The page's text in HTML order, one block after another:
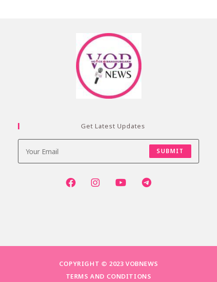
Get Latest Updates
SUBMIT
COPYRIGHT © 2023 VOBNEWS
TERMS AND CONDITIONS